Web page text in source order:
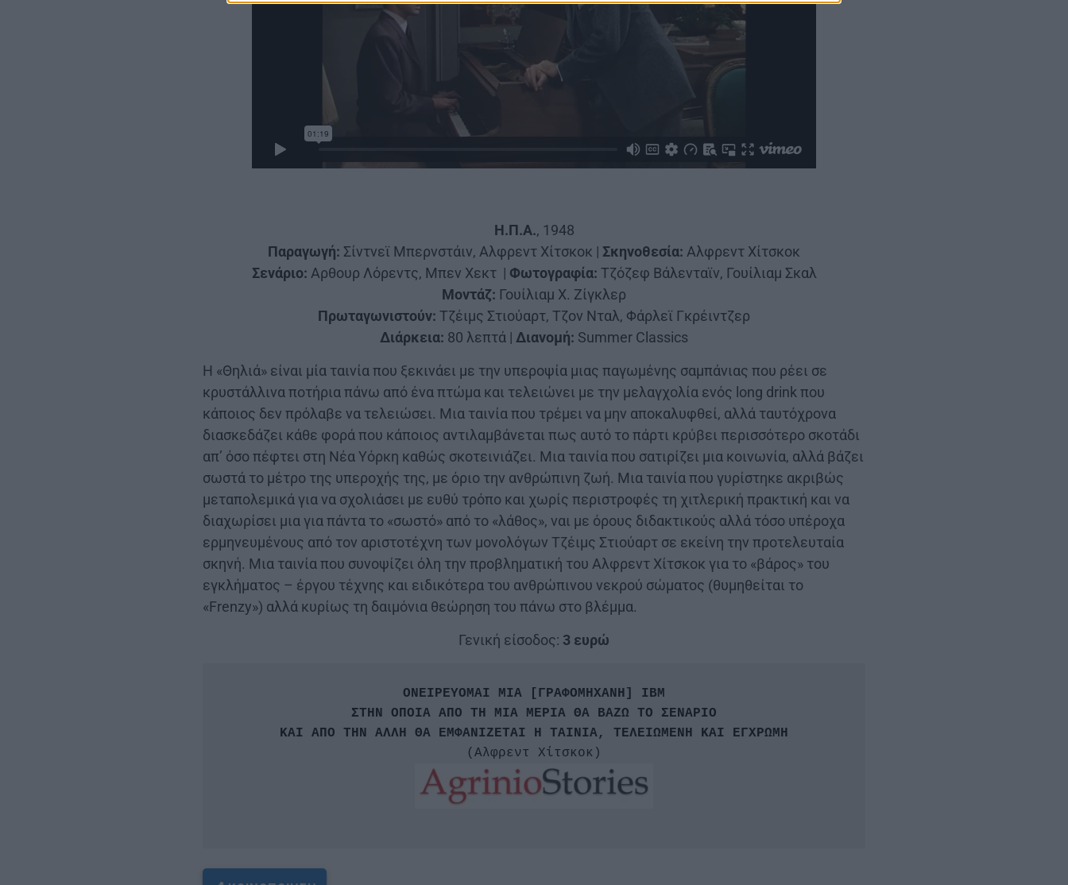
Η.Π.Α., 1948
Παραγωγή: Σίντνεϊ Μπερνστάιν, Αλφρεντ Χίτσκοκ | Σκηνοθεσία: Αλφρεντ Χίτσκοκ
Σενάριο: Αρθουρ Λόρεντς, Μπεν Χεκτ | Φωτογραφία: Τζόζεφ Βάλενταϊν, Γουίλιαμ Σκαλ
Μοντάζ: Γουίλιαμ Χ. Ζίγκλερ
Πρωταγωνιστούν: Τζέιμς Στιούαρτ, Τζον Νταλ, Φάρλεϊ Γκρέιντζερ
Διάρκεια: 80 λεπτά | Διανομή: Summer Classics
Η «Θηλιά» είναι μία ταινία που ξεκινάει με την υπεροψία μιας παγωμένης σαμπάνιας που ρέει σε
κρυστάλλινα ποτήρια πάνω από ένα πτώμα και τελειώνει με την μελαγχολία ενός long drink που
κάποιος δεν πρόλαβε να τελειώσει. Μια ταινία που τρέμει να μην αποκαλυφθεί, αλλά ταυτόχρονα
διασκεδάζει κάθε φορά που κάποιος αντιλαμβάνεται πως αυτό το πάρτι κρύβει περισσότερο σκοτάδι
απ’ όσο πέφτει στη Νέα Υόρκη καθώς σκοτεινιάζει. Μια ταινία που σατιρίζει μια κοινωνία, αλλά βάζει
σωστά το μέτρο της υπεροχής της, με όριο την ανθρώπινη ζωή. Μια ταινία που γυρίστηκε ακριβώς
μεταπολεμικά για να σχολιάσει με ευθύ τρόπο και χωρίς περιστροφές τη χιτλερική πρακτική και να
διαχωρίσει μια για πάντα το «σωστό» από το «λάθος», ναι με όρους διδακτικούς αλλά τόσο υπέροχα
ερμηνευμένους από τον αριστοτέχνη των μονολόγων Τζέιμς Στιούαρτ σε εκείνη την προτελευταία
σκηνή. Μια ταινία που συνοψίζει όλη την προβληματική του Αλφρεντ Χίτσκοκ για το «βάρος» του
εγκλήματος – έργου τέχνης και ειδικότερα του ανθρώπινου νεκρού σώματος (θυμηθείται το
«Frenzy») αλλά κυρίως τη δαιμόνια θεώρηση του πάνω στο βλέμμα.
Γενική είσοδος: 3 ευρώ
ΟΝΕΙΡΕΥΟΜΑΙ ΜΙΑ [ΓΡΑΦΟΜΗΧΑΝΗ] ΙΒΜ
ΣΤΗΝ ΟΠΟΙΑ ΑΠΟ ΤΗ ΜΙΑ ΜΕΡΙΑ ΘΑ ΒΑΖΩ ΤΟ ΣΕΝΑΡΙΟ
(Αλφρεντ Χίτσκοκ)